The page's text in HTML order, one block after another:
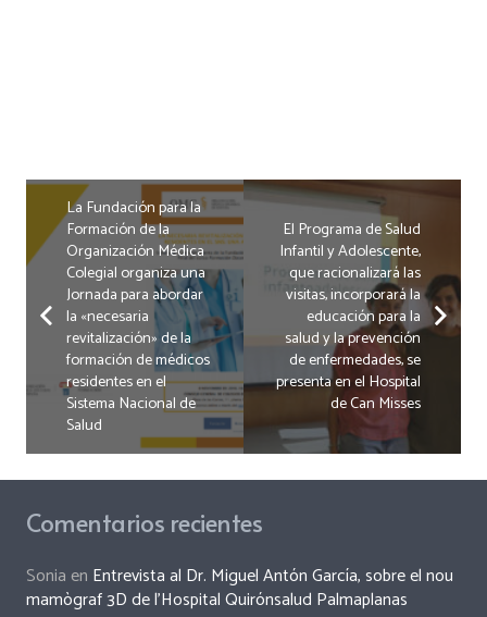
La Fundación para la
Formación de la
Organización Médica
Colegial organiza una
Jornada para abordar
la «necesaria
revitalización» de la
formación de médicos
residentes en el
Sistema Nacional de
Salud
El Programa de Salud
Infantil y Adolescente,
que racionalizará las
visitas, incorporará la
educación para la
salud y la prevención
de enfermedades, se
presenta en el Hospital
de Can Misses
Comentarios recientes
Sonia en Entrevista al Dr. Miguel Antón García, sobre el nou
mamògraf 3D de l’Hospital Quirónsalud Palmaplanas